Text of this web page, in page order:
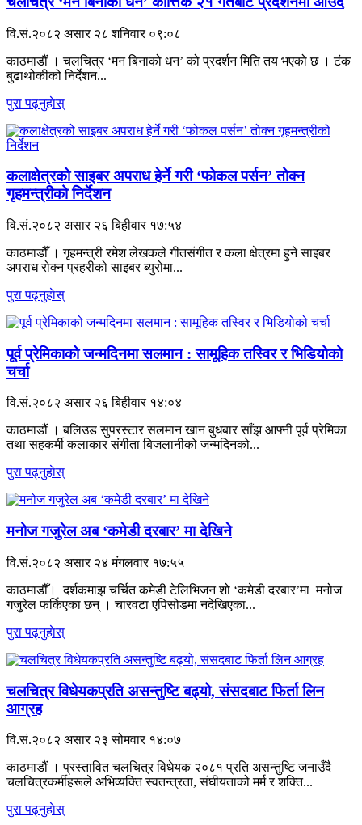
वि.सं.२०८२ असार २८ शनिवार ०९:०८
काठमाडौं । चलचित्र ‘मन बिनाको धन’ को प्रदर्शन मिति तय भएको छ । टंक
बुढाथोकीको निर्देशन...
पुरा पढ्नुहाेस्
कलाक्षेत्रको साइबर अपराध हेर्ने गरी ‘फोकल पर्सन’ तोक्न
गृहमन्त्रीको निर्देशन
वि.सं.२०८२ असार २६ बिहीवार १७:५४
काठमाडौँ । गृहमन्त्री रमेश लेखकले गीतसंगीत र कला क्षेत्रमा हुने साइबर
अपराध रोक्न प्रहरीको साइबर ब्युरोमा...
पुरा पढ्नुहाेस्
पूर्व प्रेमिकाको जन्मदिनमा सलमान : सामूहिक तस्विर र भिडियोको
चर्चा
वि.सं.२०८२ असार २६ बिहीवार १४:०४
काठमाडौं । बलिउड सुपरस्टार सलमान खान बुधबार साँझ आफ्नी पूर्व प्रेमिका
तथा सहकर्मी कलाकार संगीता बिजलानीको जन्मदिनको...
पुरा पढ्नुहाेस्
मनोज गजुरेल अब ‘कमेडी दरबार’ मा देखिने
वि.सं.२०८२ असार २४ मंगलवार १७:५५
काठमाडौँ। दर्शकमाझ चर्चित कमेडी टेलिभिजन शो ‘कमेडी दरबार’मा मनोज
गजुरेल फर्किएका छन् । चारवटा एपिसोडमा नदेखिएका...
पुरा पढ्नुहाेस्
चलचित्र विधेयकप्रति असन्तुष्टि बढ्यो, संसदबाट फिर्ता लिन
आग्रह
वि.सं.२०८२ असार २३ सोमवार १४:०७
काठमाडौं । प्रस्तावित चलचित्र विधेयक २०८१ प्रति असन्तुष्टि जनाउँदै
चलचित्रकर्मीहरूले अभिव्यक्ति स्वतन्त्रता, संघीयताको मर्म र शक्ति...
पुरा पढ्नुहाेस्